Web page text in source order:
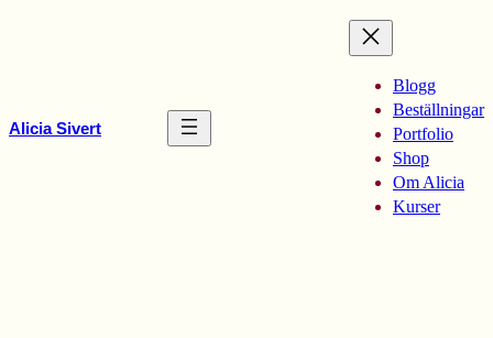
Alicia Sivert
Blogg
Beställningar
Portfolio
Shop
Om Alicia
Kurser